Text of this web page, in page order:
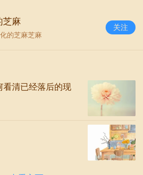
大海的一粒粒珍珠，距离成了我们
有办法经常见面，没有办法经常一
有了自己的生活，自己的家庭。大
烟般弥散开来，曾经以为，友谊是
发了条朋友圈，配上了小柚柚的
芝麻
的芝麻芝麻
关注
看清已经落后的现